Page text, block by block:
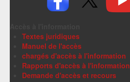
Textes juridiques
Manuel de l'accès
chargés d'accès à l'information
Rapports d'accès à l'information
Demande d'accès et recours